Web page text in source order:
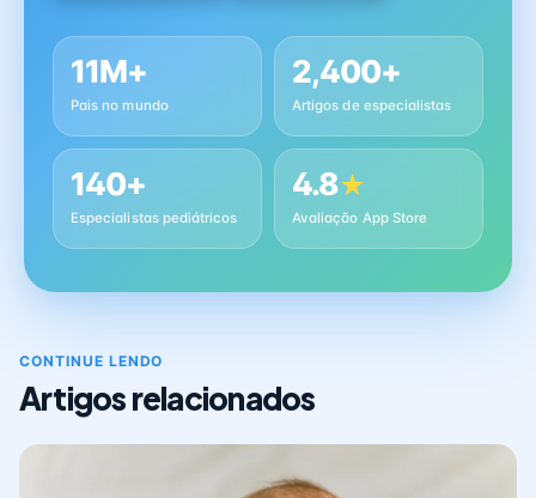
11M+
Pais no mundo
2,400+
Artigos de especialistas
140+
Especialistas pediátricos
4.8★
Avaliação App Store
CONTINUE LENDO
Artigos relacionados